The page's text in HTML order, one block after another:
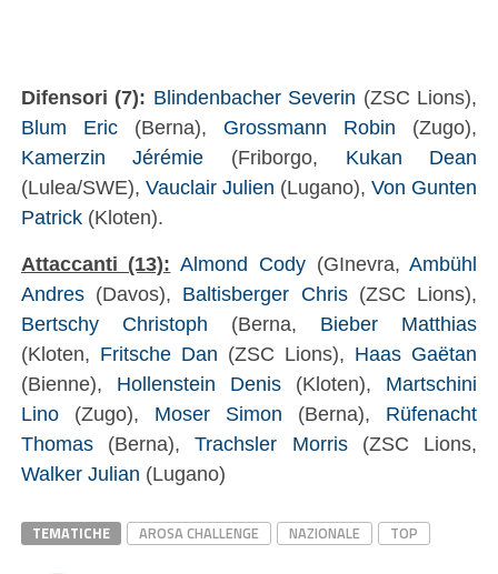
Difensori (7): Blindenbacher Severin (ZSC Lions),
Blum Eric(Berna), Grossmann Robin (Zugo),
Kamerzin Jérémie (Friborgo, Kukan Dean
(Lulea/SWE), Vauclair Julien (Lugano),Von Gunten
Patrick(Kloten).
Attaccanti (13): Almond Cody(GInevra,Ambühl
Andres(Davos), Baltisberger Chris(ZSC Lions),
Bertschy Christoph (Berna, Bieber Matthias
(Kloten, Fritsche Dan (ZSC Lions), Haas Gaëtan
(Bienne), Hollenstein Denis (Kloten), Martschini
Lino(Zugo), Moser Simon (Berna), Rüfenacht
Thomas(Berna),Trachsler Morris(ZSC Lions,
Walker Julian (Lugano)
TEMATICHE AROSA CHALLENGE NAZIONALE TOP